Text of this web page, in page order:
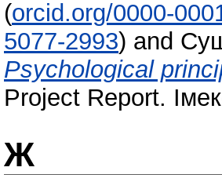
(orcid.org/0000-
5077-2993) and
Psychological
Project Report.
Ж